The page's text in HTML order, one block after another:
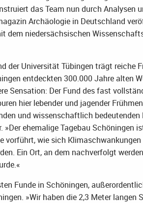
das Team nun durch Analysen
Archäologie in Deutschland
dem niedersächsischen
der Universität Tübingen trägt reiche
entdeckten 300.000 Jahre alten
Sensation: Der Fund des fast
hier lebender und jagender
und wissenschaftlich
ehemalige Tagebau Schöningen
vorführt, wie sich
Ein Ort, an dem nachverfolgt
Funde in Schöningen,
»Wir haben die 2,3 Meter langen